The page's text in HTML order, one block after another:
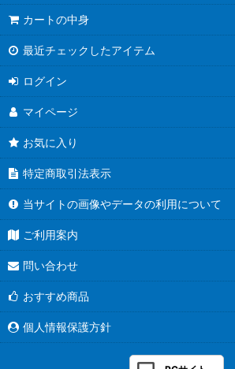
カートの中身
最近チェックしたアイテム
ログイン
マイページ
お気に入り
特定商取引法表示
当サイトの画像やデータの利用について
ご利用案内
問い合わせ
おすすめ商品
個人情報保護方針